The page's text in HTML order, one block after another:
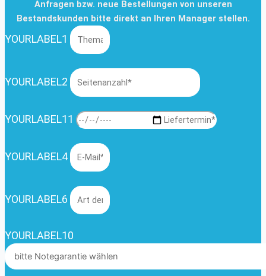
Anfragen bzw. neue Bestellungen von unseren
Bestandskunden bitte direkt an Ihren Manager stellen.
YOURLABEL1
YOURLABEL2
YOURLABEL11
YOURLABEL4
YOURLABEL6
YOURLABEL10